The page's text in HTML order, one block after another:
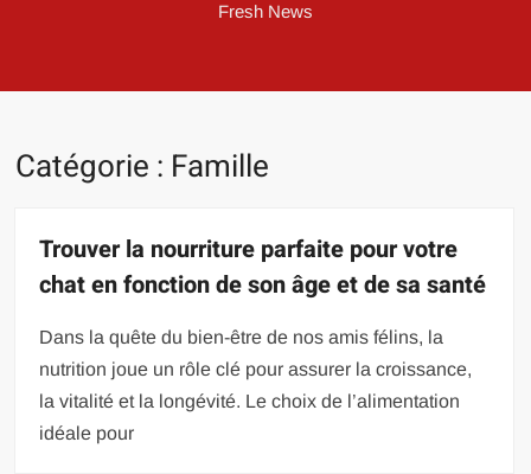
Fresh News
Catégorie : Famille
Trouver la nourriture parfaite pour votre
chat en fonction de son âge et de sa santé
Dans la quête du bien-être de nos amis félins, la
nutrition joue un rôle clé pour assurer la croissance,
la vitalité et la longévité. Le choix de l’alimentation
idéale pour